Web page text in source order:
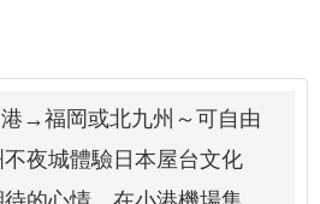
→福岡或北九州～可自由
夜城體驗日本屋台文化